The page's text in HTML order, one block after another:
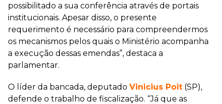
possibilitado a sua conferência através de portais
institucionais. Apesar disso, o presente
requerimento é necessário para compreendermos
os mecanismos pelos quais o Ministério acompanha
a execução dessas emendas”, destaca a
parlamentar.
O líder da bancada, deputado Vinicius Poit (SP),
defende o trabalho de fiscalização. “Já que as